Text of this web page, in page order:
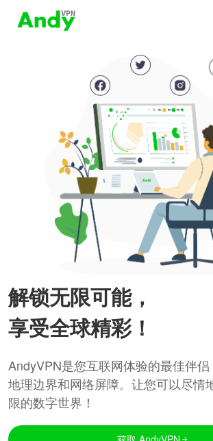
解锁无限可能，
享受全球精彩！
AndyVPN是您互联网体验的最佳伴
地理边界和网络屏障。让您可以尽情
限的数字世界！